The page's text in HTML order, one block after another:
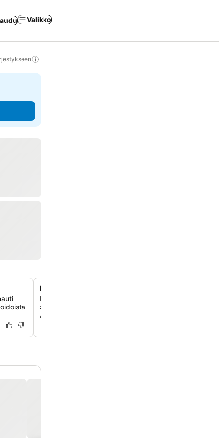
Valikko
Moderni merenrantakallion pakopaikka
Koe hienostunut loma tässä modernissa
sijaitsee ainutlaatuisesti kallionkielekkeellä
Atlantille ja reheviin trooppisiin puutarhoihin.